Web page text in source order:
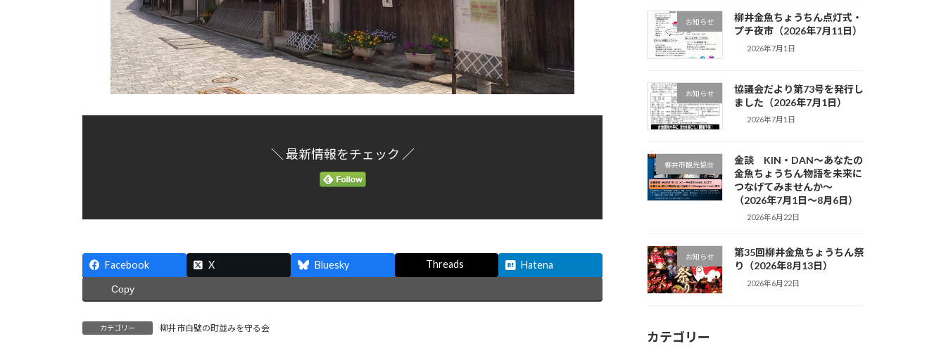
＼ 最新情報をチェック ／
Facebook X Bluesky Threads Hatena
Copy
カテゴリー 柳井市白壁の町並みを守る会
お知らせ
柳井金魚ちょうちん点灯式・
プチ夜市（2026年7月11日）
2026年7月1日
お知らせ
協議会だより第73号を発行し
ました（2026年7月1日）
2026年7月1日
柳井市観光協会
金談 KIN・DAN～あなたの
金魚ちょうちん物語を未来に
つなげてみませんか～
（2026年7月1日～8月6日）
2026年6月22日
お知らせ
第35回柳井金魚ちょうちん祭
り（2026年8月13日）
2026年6月22日
カテゴリー